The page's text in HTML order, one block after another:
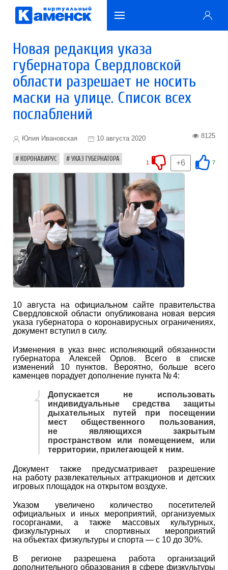
Новая редакция указа
губернатора Свердловской
области разрешает не носить
маски на улице. Список всех
послаблений
Юлия Ивановская 10 августа 2020 8125
КОРОНАВИРУС УКАЗ ГУБЕРНАТОРА 7
+6
1
10 августа на официальном сайте правительства
Свердловской области опубликована новая версия
указа губернатора о коронавирусных ограничениях,
документ вступил в силу.
Изменения в указ внес исполняющий обязанности
губернатора Алексей Орлов. Всего в списке
изменений 10 пунктов. Вероятно, больше всего
каменцев порадует дополнение пункта № 4:
Допускается не использовать
индивидуальные средства защиты
дыхательных путей при посещении
мест общественного пользования,
не являющихся закрытым
пространством или помещением, или
территории, прилегающей к ним.
Документ также предусматривает разрешение
на работу развлекательных аттракционов и детских
игровых площадок на открытом воздухе.
Указом увеличено количество посетителей
официальных и иных мероприятий, организуемых
госорганами, а также массовых культурных,
физкультурных и спортивных мероприятий
на объектах физкультуры и спорта — с 10 до 30%.
В регионе разрешена работа организаций
дополнительного образования в сфере физкультуры